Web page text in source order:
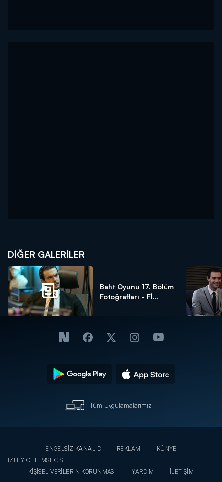
DİĞER GALERİLER
Baht Oyunu 17. Bölüm
Fotoğrafları - Fİ...
Tüm Uygulamalarımız
ENGELSİZ KANAL D REKLAM
KÜNYE
İZLEYİCİ TEMSİLCİSİ
KİŞİSEL VERİLERİN KORUNMASI
YARDIM
İLETİŞİM